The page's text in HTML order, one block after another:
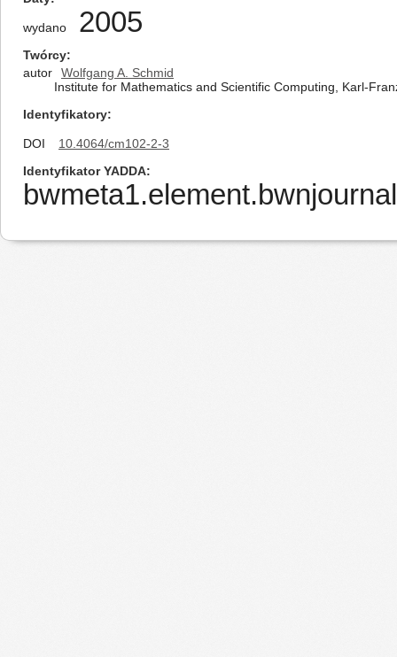
wydano 2005
Twórcy
autor
Wolfgang A. Schmid
Institute for Mathematics and Scientific Computing, Karl-
Identyfikatory
DOI
10.4064/cm102-2-3
Identyfikator YADDA